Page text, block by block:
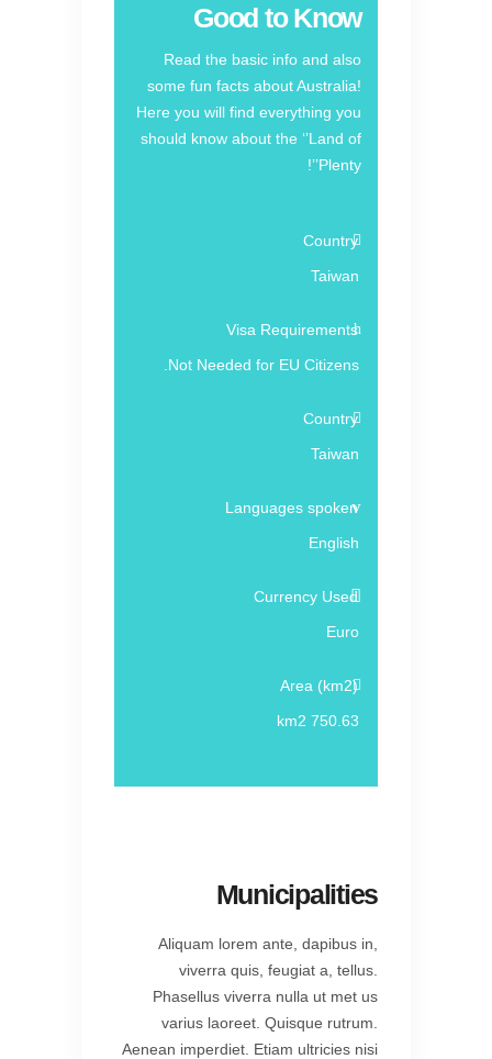
Good to Know
Read the basic info and also
some fun facts about Australia!
Here you will find everything you
should know about the ‘’Land of
Plenty’’!
Country
Taiwan
Visa Requirements
Not Needed for EU Citizens.
Country
Taiwan
Languages spoken
English
Currency Used
Euro
Area (km2)
750.63 km2
Municipalities
Aliquam lorem ante, dapibus in,
viverra quis, feugiat a, tellus.
Phasellus viverra nulla ut met us
varius laoreet. Quisque rutrum.
Aenean imperdiet. Etiam ultricies nisi